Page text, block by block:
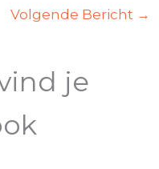
Volgende Bericht →
je